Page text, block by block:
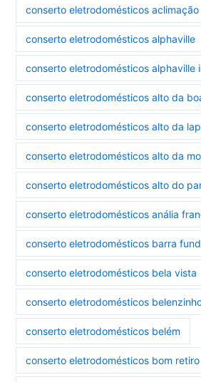
conserto eletrodomésticos aclimação
conserto eletrodomésticos alphaville
conserto eletrodomésticos alphaville
conserto eletrodomésticos alto da
conserto eletrodomésticos alto da
conserto eletrodomésticos alto da
conserto eletrodomésticos alto do
conserto eletrodomésticos anália
conserto eletrodomésticos barra
conserto eletrodomésticos bela vista
conserto eletrodomésticos
conserto eletrodomésticos belém
conserto eletrodomésticos bom retiro